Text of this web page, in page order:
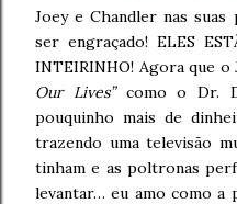
Joey e Chandler nas
ser engraçado! ELES
INTEIRINHO! Agora que
Our Lives”como o Dr.
pouquinho mais de
trazendo uma televisão
tinham e as poltronas
levantar… eu amo como a